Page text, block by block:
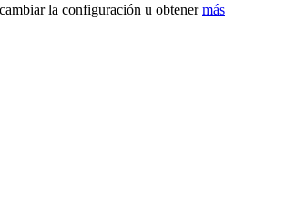
la configuración u obtenermás